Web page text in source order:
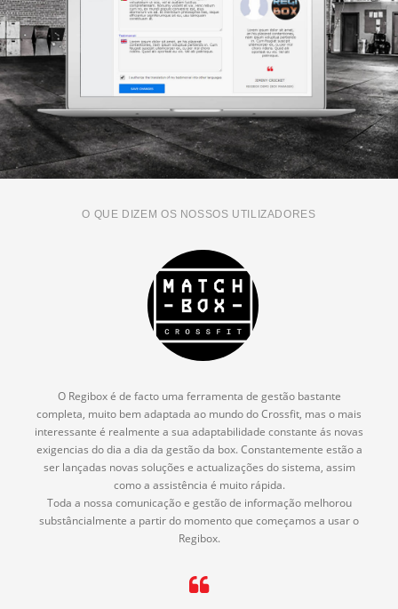
O QUE DIZEM OS NOSSOS UTILIZADORES
O Regibox é de facto uma ferramenta de gestão bastante
completa, muito bem adaptada ao mundo do Crossfit, mas o mais
interessante é realmente a sua adaptabilidade constante ás novas
exigencias do dia a dia da gestão da box. Constantemente estão a
ser lançadas novas soluções e actualizações do sistema, assim
como a assistência é muito rápida.
Toda a nossa comunicação e gestão de informação melhorou
substâncialmente a partir do momento que começamos a usar o
Regibox.